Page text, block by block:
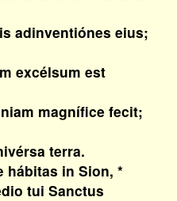
adinventiónes eius;
excélsum est
magnífice fecit;
terra.
in Sion, *
tui Sanctus